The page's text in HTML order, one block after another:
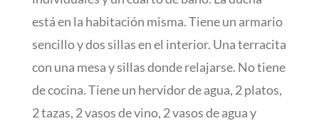
está en la habitación misma. Tiene un armario
sencillo y dos sillas en el interior. Una terracita
con una mesa y sillas donde relajarse. No tiene
de cocina. Tiene un hervidor de agua, 2 platos,
2 tazas, 2 vasos de vino, 2 vasos de agua y